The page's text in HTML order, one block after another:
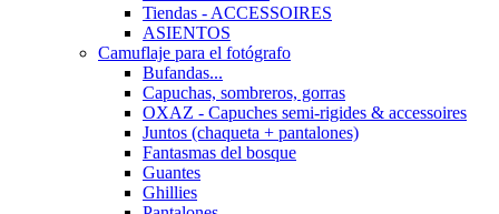
Tiendas - ACCESSOIRES
ASIENTOS
Camuflaje para el fotógrafo
Bufandas...
Capuchas, sombreros, gorras
OXAZ - Capuches semi-rigides & accessoires
Juntos (chaqueta + pantalones)
Fantasmas del bosque
Guantes
Ghillies